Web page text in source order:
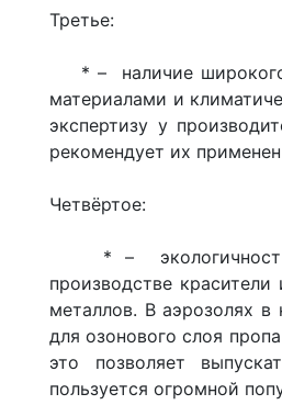
Третье:
* – наличие широкого
материалами и
экспертизу у
рекомендует их
Четвёртое:
* – экологичность
производстве
металлов. В аэрозолях в
для озонового слоя
это позволяет
пользуется огромной